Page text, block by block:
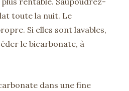
toute la nuit. Le
Si elles sont lavables,
le bicarbonate, à
dans une fine